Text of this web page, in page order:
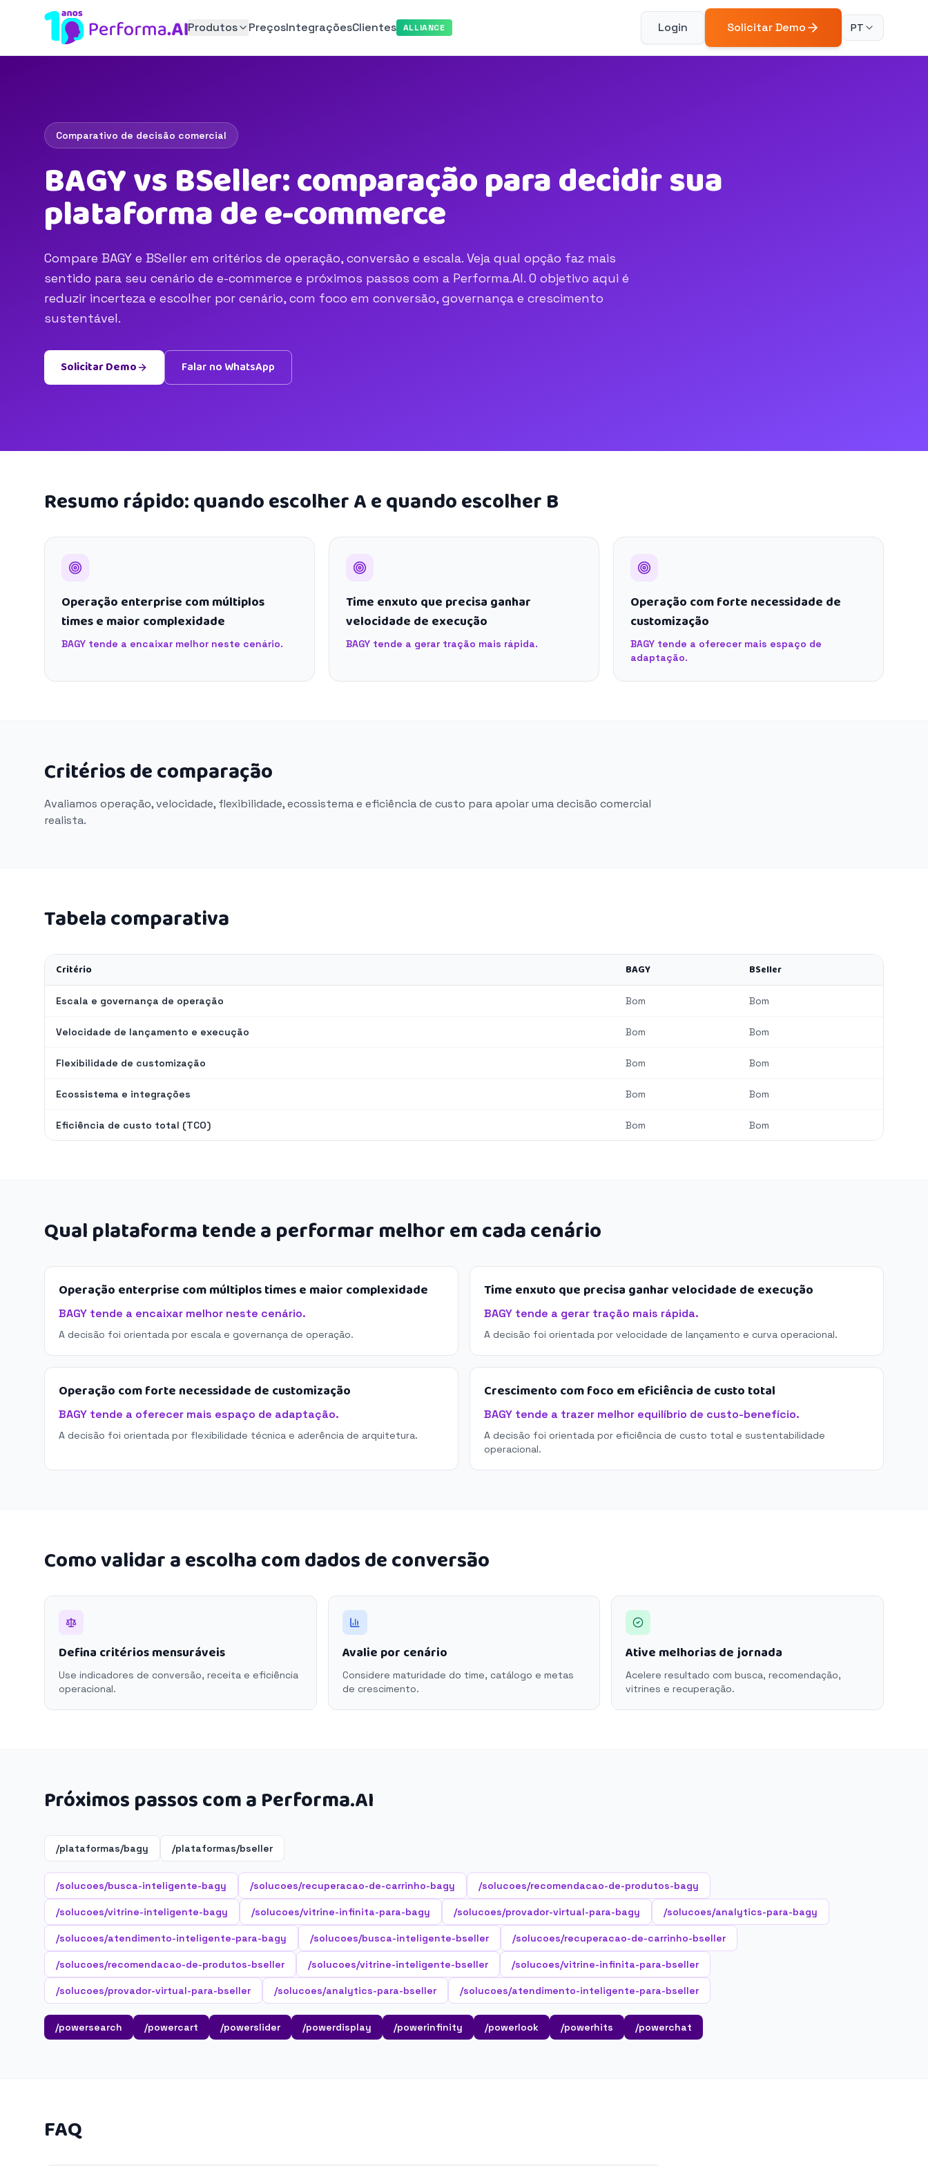
Produtos PreçosIntegraçõesClientes ALLIANCE Login Solicitar Demo PT
Comparativo de decisão comercial
BAGY vs BSeller: comparação para decidir sua
plataforma de e-commerce
Compare BAGY e BSeller em critérios de operação, conversão e escala. Veja qual opção faz mais
sentido para seu cenário de e-commerce e próximos passos com a Performa.AI. O objetivo aqui é
reduzir incerteza e escolher por cenário, com foco em conversão, governança e crescimento
sustentável.
Solicitar Demo Falar no WhatsApp
Resumo rápido: quando escolher A e quando escolher B
Operação enterprise com múltiplos
times e maior complexidade
BAGY tende a encaixar melhor neste cenário.
Time enxuto que precisa ganhar
velocidade de execução
BAGY tende a gerar tração mais rápida.
Operação com forte necessidade de
customização
BAGY tende a oferecer mais espaço de
adaptação.
Critérios de comparação
Avaliamos operação, velocidade, flexibilidade, ecossistema e eficiência de custo para apoiar uma decisão comercial
realista.
Tabela comparativa
Critério BAGY BSeller
Escala e governança de operação Bom Bom
Velocidade de lançamento e execução Bom Bom
Flexibilidade de customização Bom Bom
Ecossistema e integrações Bom Bom
Eficiência de custo total (TCO) Bom Bom
Qual plataforma tende a performar melhor em cada cenário
Operação enterprise com múltiplos times e maior complexidade
BAGY tende a encaixar melhor neste cenário.
A decisão foi orientada por escala e governança de operação.
Time enxuto que precisa ganhar velocidade de execução
BAGY tende a gerar tração mais rápida.
A decisão foi orientada por velocidade de lançamento e curva operacional.
Operação com forte necessidade de customização
BAGY tende a oferecer mais espaço de adaptação.
A decisão foi orientada por flexibilidade técnica e aderência de arquitetura.
Crescimento com foco em eficiência de custo total
BAGY tende a trazer melhor equilíbrio de custo-benefício.
A decisão foi orientada por eficiência de custo total e sustentabilidade
operacional.
Como validar a escolha com dados de conversão
Defina critérios mensuráveis
Use indicadores de conversão, receita e eficiência
operacional.
Avalie por cenário
Considere maturidade do time, catálogo e metas
de crescimento.
Ative melhorias de jornada
Acelere resultado com busca, recomendação,
vitrines e recuperação.
Próximos passos com a Performa.AI
/plataformas/bagy /plataformas/bseller
/solucoes/busca-inteligente-bagy /solucoes/recuperacao-de-carrinho-bagy /solucoes/recomendacao-de-produtos-bagy
/solucoes/vitrine-inteligente-bagy /solucoes/vitrine-infinita-para-bagy /solucoes/provador-virtual-para-bagy /solucoes/analytics-para-bagy
/solucoes/atendimento-inteligente-para-bagy /solucoes/busca-inteligente-bseller /solucoes/recuperacao-de-carrinho-bseller
/solucoes/recomendacao-de-produtos-bseller /solucoes/vitrine-inteligente-bseller /solucoes/vitrine-infinita-para-bseller
/solucoes/provador-virtual-para-bseller /solucoes/analytics-para-bseller /solucoes/atendimento-inteligente-para-bseller
/powersearch /powercart /powerslider /powerdisplay /powerinfinity /powerlook /powerhits /powerchat
FAQ